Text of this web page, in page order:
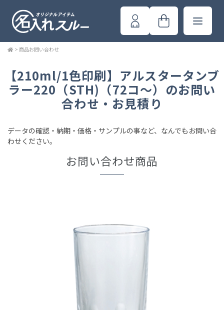
> 商品お問い合わせ
【210ml/1色印刷】アルスタータンブ
ラー220（STH)（72コ～）のお問い
合わせ・お見積り
データの確認・納期・価格・サンプルの事など、なんでもお問い合
わせください。
お問い合わせ商品